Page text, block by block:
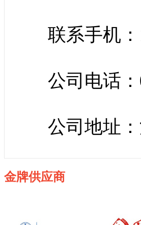
联系手机：
公司电话：
公司地址
金牌供应商